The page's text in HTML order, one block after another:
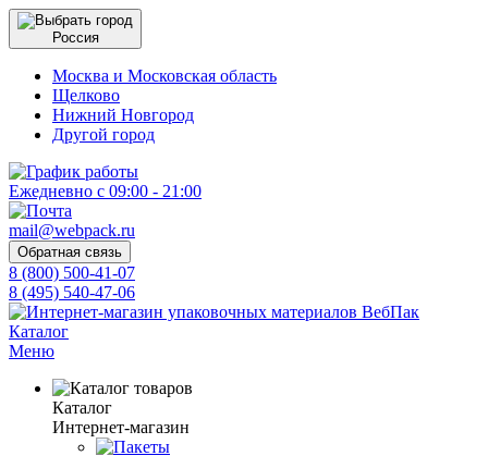
Россия
Москва и Московская область
Щелково
Нижний Новгород
Другой город
Ежедневно с 09:00 - 21:00
mail@webpack.ru
Обратная связь
8 (800) 500-41-07
8 (495) 540-47-06
Каталог
Меню
Каталог
Интернет-магазин